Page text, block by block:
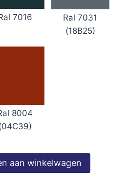
7016
Ral 7031
(18B25)
8004
aan winkelwagen